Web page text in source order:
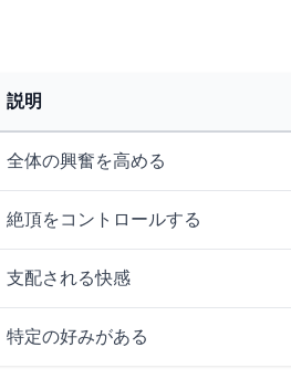
説明
全体の興奮を高める
絶頂をコントロールする
支配される快感
特定の好みがある